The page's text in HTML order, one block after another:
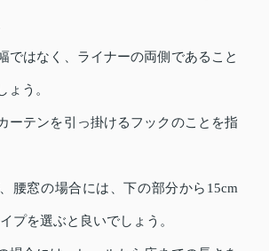
ではなく、ライナーの両側であること
ょう。
ーテンを引っ掛けるフックのことを指
腰窓の場合には、下の部分から15cm
プを選ぶと良いでしょう。